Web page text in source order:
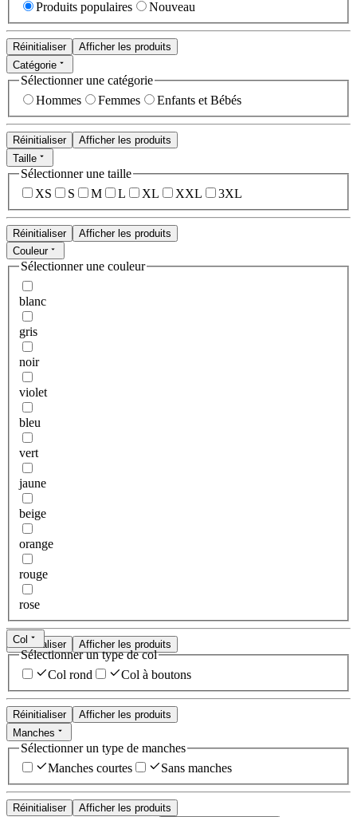
Produits populaires Nouveau
Réinitialiser
Afficher les produits
Catégorie
Sélectionner une catégorie
Hommes
Femmes Enfants et Bébés
Réinitialiser
Afficher les produits
Taille
Sélectionner une taille
XS
S M L XL XXL 3XL
Réinitialiser
Afficher les produits
Couleur
Sélectionner une couleur
blanc
gris
noir
violet
bleu
vert
jaune
beige
orange
rouge
rose
Réinitialiser Afficher les produits
Col
Sélectionner un type de col
Col rond
Col à boutons
Réinitialiser
Afficher les produits
Manches
Sélectionner un type de manches
Manches courtes
Sans manches
Réinitialiser Afficher les produits